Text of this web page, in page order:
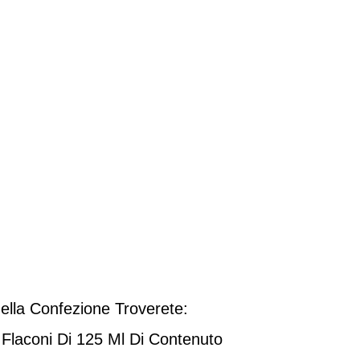
Confezione Troverete:
Di 125 Ml Di Contenuto